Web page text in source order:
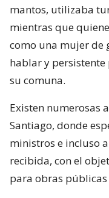
mantos, utilizaba
mientras que
como una mujer de
hablar y
su comuna.
Existen numerosas
Santiago, donde
ministros e incluso
recibida, con el
para obras